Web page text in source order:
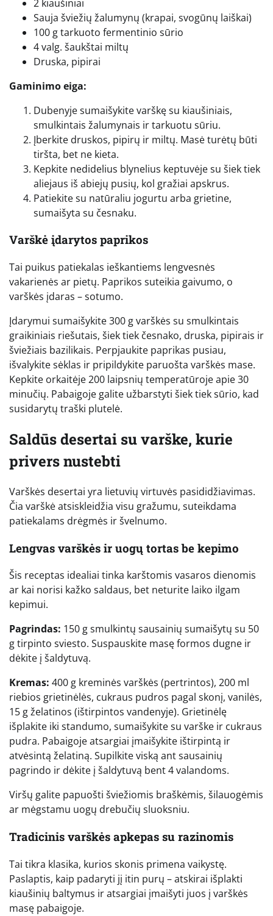
2 kiaušiniai
Sauja šviežių žalumynų (krapai, svogūnų laiškai)
100 g tarkuoto fermentinio sūrio
4 valg. šaukštai miltų
Druska, pipirai
Gaminimo eiga:
Dubenyje sumaišykite varškę su kiaušiniais,
smulkintais žalumynais ir tarkuotu sūriu.
Įberkite druskos, pipirų ir miltų. Masė turėtų būti
tiršta, bet ne kieta.
Kepkite nedidelius blynelius keptuvėje su šiek tiek
aliejaus iš abiejų pusių, kol gražiai apskrus.
Patiekite su natūraliu jogurtu arba grietine,
sumaišyta su česnaku.
Varškė įdarytos paprikos
Tai puikus patiekalas ieškantiems lengvesnės
vakarienės ar pietų. Paprikos suteikia gaivumo, o
varškės įdaras – sotumo.
Įdarymui sumaišykite 300 g varškės su smulkintais
graikiniais riešutais, šiek tiek česnako, druska, pipirais ir
šviežiais bazilikais. Perpjaukite paprikas pusiau,
išvalykite sėklas ir pripildykite paruošta varškės mase.
Kepkite orkaitėje 200 laipsnių temperatūroje apie 30
minučių. Pabaigoje galite užbarstyti šiek tiek sūrio, kad
susidarytų traški plutelė.
Saldūs desertai su varške, kurie
privers nustebti
Varškės desertai yra lietuvių virtuvės pasididžiavimas.
Čia varškė atsiskleidžia visu gražumu, suteikdama
patiekalams drėgmės ir švelnumo.
Lengvas varškės ir uogų tortas be kepimo
Šis receptas idealiai tinka karštomis vasaros dienomis
ar kai norisi kažko saldaus, bet neturite laiko ilgam
kepimui.
Pagrindas: 150 g smulkintų sausainių sumaišytų su 50
g tirpinto sviesto. Suspauskite masę formos dugne ir
dėkite į šaldytuvą.
Kremas: 400 g kreminės varškės (pertrintos), 200 ml
riebios grietinėlės, cukraus pudros pagal skonį, vanilės,
15 g želatinos (ištirpintos vandenyje). Grietinėlę
išplakite iki standumo, sumaišykite su varške ir cukraus
pudra. Pabaigoje atsargiai įmaišykite ištirpintą ir
atvėsintą želatiną. Supilkite viską ant sausainių
pagrindo ir dėkite į šaldytuvą bent 4 valandoms.
Viršų galite papuošti šviežiomis braškėmis, šilauogėmis
ar mėgstamu uogų drebučių sluoksniu.
Tradicinis varškės apkepas su razinomis
Tai tikra klasika, kurios skonis primena vaikystę.
Paslaptis, kaip padaryti jį itin purų – atskirai išplakti
kiaušinių baltymus ir atsargiai įmaišyti juos į varškės
masę pabaigoje.